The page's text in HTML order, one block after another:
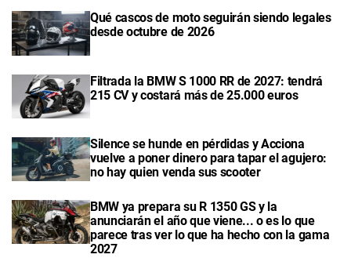
Qué cascos de moto seguirán siendo legales
desde octubre de 2026
Filtrada la BMW S 1000 RR de 2027: tendrá
215 CV y costará más de 25.000 euros
Silence se hunde en pérdidas y Acciona
vuelve a poner dinero para tapar el agujero:
no hay quien venda sus scooter
BMW ya prepara su R 1350 GS y la
anunciarán el año que viene... o es lo que
parece tras ver lo que ha hecho con la gama
2027